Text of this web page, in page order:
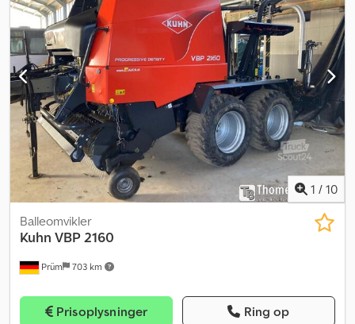
1 / 10
Prüm 703 km
Balleomvikler
Kuhn VBP 2160
Prisoplysninger Ring op